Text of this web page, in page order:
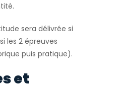
sera délivrée si
les 2 épreuves
puis pratique).
et